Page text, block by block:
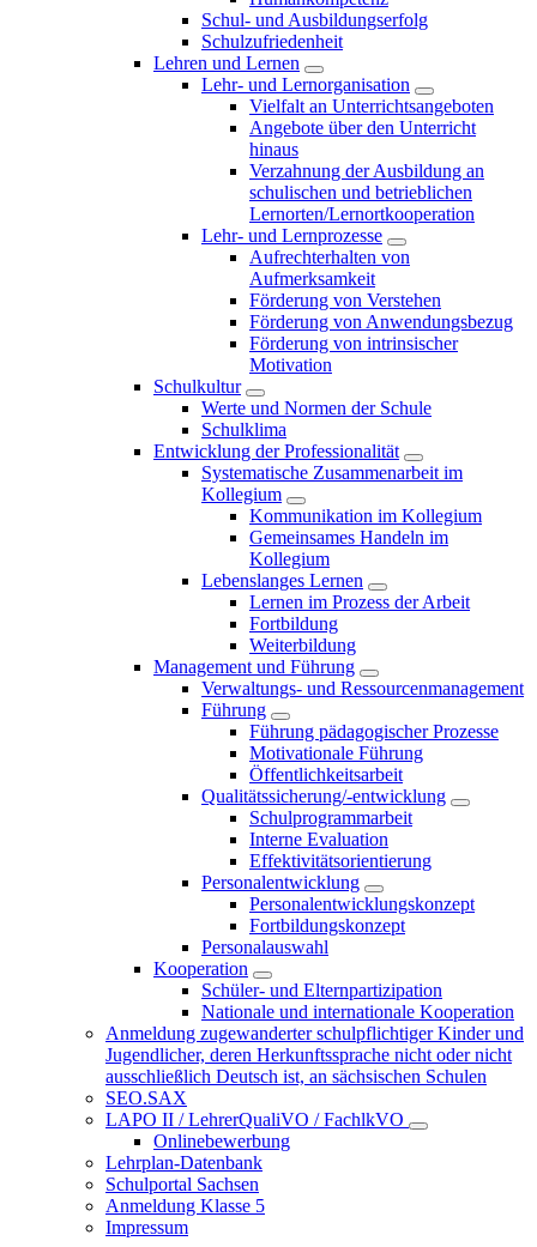
Schul- und Ausbildungserfolg
Schulzufriedenheit
Lehren und Lernen
Lehr- und Lernorganisation
Vielfalt an Unterrichtsangeboten
Angebote über den Unterricht
hinaus
Verzahnung der Ausbildung an
schulischen und betrieblichen
Lernorten/Lernortkooperation
Lehr- und Lernprozesse
Aufrechterhalten von
Aufmerksamkeit
Förderung von Verstehen
Förderung von Anwendungsbezug
Förderung von intrinsischer
Motivation
Schulkultur
Werte und Normen der Schule
Schulklima
Entwicklung der Professionalität
Systematische Zusammenarbeit im
Kollegium
Kommunikation im Kollegium
Gemeinsames Handeln im
Kollegium
Lebenslanges Lernen
Lernen im Prozess der Arbeit
Fortbildung
Weiterbildung
Management und Führung
Verwaltungs- und Ressourcenmanagement
Führung
Führung pädagogischer Prozesse
Motivationale Führung
Öffentlichkeitsarbeit
Qualitätssicherung/-entwicklung
Schulprogrammarbeit
Interne Evaluation
Effektivitätsorientierung
Personalentwicklung
Personalentwicklungskonzept
Fortbildungskonzept
Personalauswahl
Kooperation
Schüler- und Elternpartizipation
Nationale und internationale Kooperation
Anmeldung zugewanderter schulpflichtiger Kinder und
Jugendlicher, deren Herkunftssprache nicht oder nicht
ausschließlich Deutsch ist, an sächsischen Schulen
SEO.SAX
LAPO II / LehrerQualiVO / FachlkVO
Onlinebewerbung
Lehrplan-Datenbank
Schulportal Sachsen
Anmeldung Klasse 5
Impressum